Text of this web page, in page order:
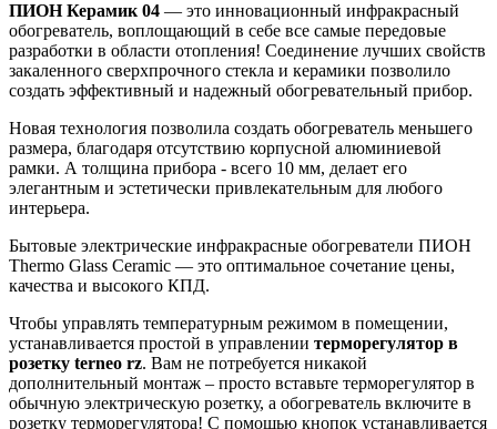
ПИОН Керамик 04 — это инновационный инфракрасный
обогреватель, воплощающий в себе все самые передовые
разработки в области отопления! Соединение лучших свойств
закаленного сверхпрочного стекла и керамики позволило
создать эффективный и надежный обогревательный прибор.
Новая технология позволила создать обогреватель меньшего
размера, благодаря отсутствию корпусной алюминиевой
рамки. А толщина прибора - всего 10 мм, делает его
элегантным и эстетически привлекательным для любого
интерьера.
Бытовые электрические инфракрасные обогреватели ПИОН
Thermo Glass Ceramic — это оптимальное сочетание цены,
качества и высокого КПД.
Чтобы управлять температурным режимом в помещении,
устанавливается простой в управлении терморегулятор в
розетку terneo rz. Вам не потребуется никакой
дополнительный монтаж – просто вставьте терморегулятор в
обычную электрическую розетку, а обогреватель включите в
розетку терморегулятора! С помощью кнопок устанавливается